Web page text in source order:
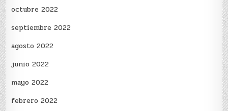
octubre 2022
septiembre 2022
agosto 2022
junio 2022
mayo 2022
febrero 2022